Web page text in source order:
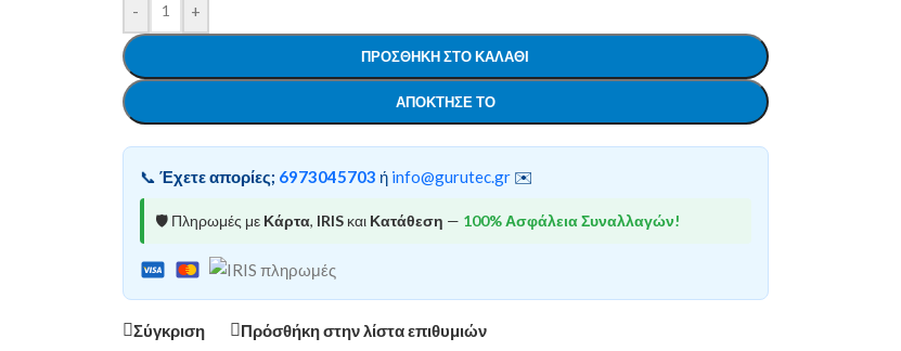
- +
ΠΡΟΣΘΉΚΗ ΣΤΟ ΚΑΛΆΘΙ
ΑΠΌΚΤΗΣΕ ΤΟ
📞 Έχετε απορίες; 6973045703 ή info@gurutec.gr✉️
🛡️ Πληρωμές με Κάρτα, IRISκαι Κατάθεση — 100% Ασφάλεια Συναλλαγών!
Σύγκριση Πρόσθήκη στην λίστα επιθυμιών